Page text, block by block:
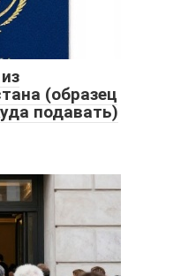
(образец
подавать)